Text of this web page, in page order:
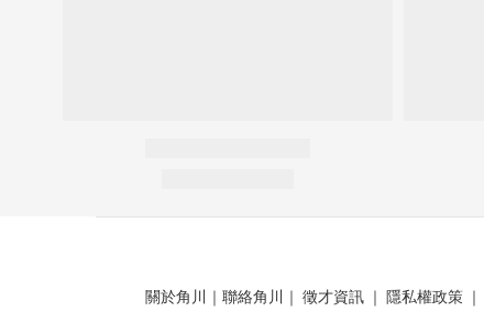
關於角川 ｜ 聯絡角川 ｜ 徵才資訊 ｜ 隱私權政策 ｜